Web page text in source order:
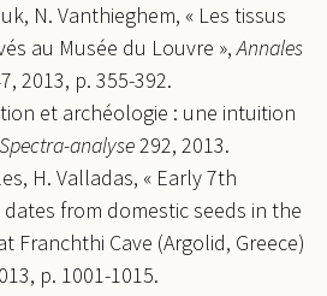
N. Vanthieghem, « Les tissus
au Musée du Louvre »,Annales
2013, p. 355-392.
et archéologie : une intuition
Spectra-analyse292, 2013.
H. Valladas, « Early 7th
dates from domestic seeds in the
Franchthi Cave (Argolid, Greece)
p. 1001-1015.